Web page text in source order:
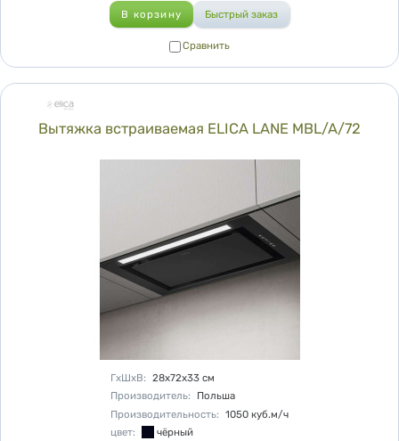
Сравнить
Вытяжка встраиваемая ELICA LANE MBL/A/72
Характеристики
ГхШхВ: 28х72х33 см
Производитель:
Польша
Производительность: 1050 куб.м/ч
цвет: чёрный